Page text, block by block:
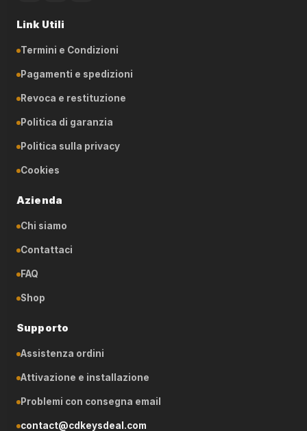
Link Utili
Termini e Condizioni
Pagamenti e spedizioni
Revoca e restituzione
Politica di garanzia
Politica sulla privacy
Cookies
Azienda
Chi siamo
Contattaci
FAQ
Shop
Supporto
Assistenza ordini
Attivazione e installazione
Problemi con consegna email
contact@cdkeysdeal.com